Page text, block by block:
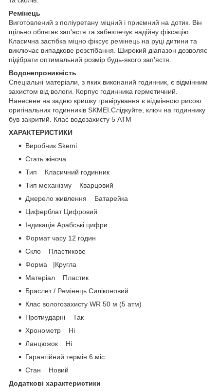
Ремінець
Виготовлений з поліуретану міцний і приємний на дотик. Він
щільно облягає зап'ястя та забезпечує надійну фіксацію.
Класична застібка міцно фіксує ремінець на руці дитини та
виключає випадкове розстібання. Широкий діапазон дозволяє
підібрати оптимальний розмір будь-якого зап'ястя.
Водонепроникність
Спеціальні матеріали, з яких виконаний годинник, є відмінним
захистом від вологи. Корпус годинника герметичний.
Нанесене на задню кришку гравірування є відмінною рисою
оригінальних годинників SKMEI.Слідкуйте, ключ на годиннику
був закритий. Клас водозахисту 5 АТМ
ХАРАКТЕРИСТИКИ
Виробник Skemi
Стать жіноча
Тип Класичний годинник
Тип механізму Кварцовий
Джерело живлення Батарейка
Циферблат Цифровий
Індикація Арабські цифри
Формат часу 12 годин
Скло Пластикове
Форма |Кругла
Матеріал Пластик
Браслет / Ремінець Силіконовий
Клас вологозахисту WR 50 м (5 атм)
Протиударні Так
Хронометр Ні
Ланцюжок Ні
Гарантійний термін 6 міс
Стан Новий
Додаткові характеристики